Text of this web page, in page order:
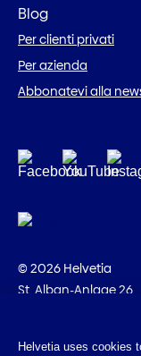
Blog
Per clienti privati
Per azienda
Abbonatevi alla
© 2026 Helvetia
St. Alban-Anlage 26
Helvetia uses cookies